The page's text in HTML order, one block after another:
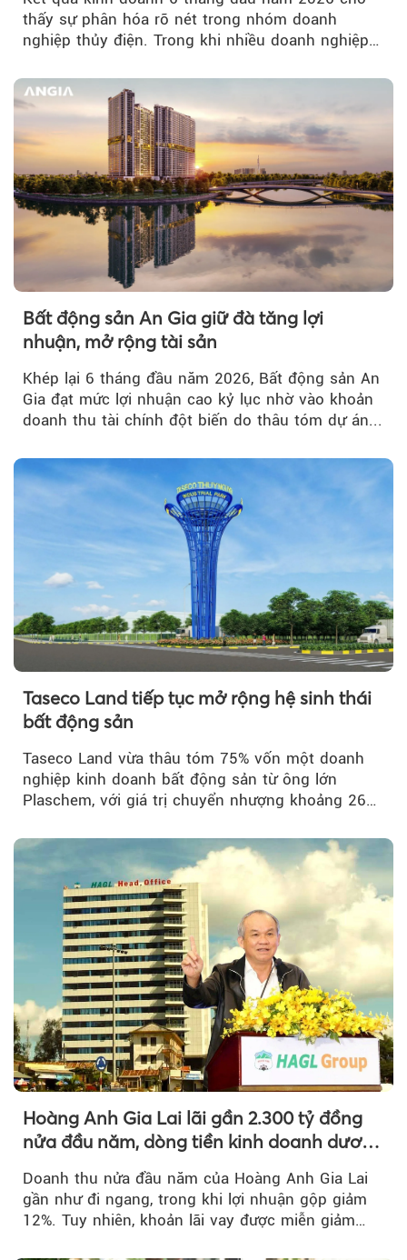
thấy sự phân hóa rõ nét trong nhóm doanh
nghiệp thủy điện. Trong khi nhiều doanh nghiệp
Bất động sản An Gia giữ đà tăng lợi
nhuận, mở rộng tài sản
Khép lại 6 tháng đầu năm 2026, Bất động sản An
Gia đạt mức lợi nhuận cao kỷ lục nhờ vào khoản
doanh thu tài chính đột biến do thâu tóm dự án...
Taseco Land tiếp tục mở rộng hệ sinh thái
bất động sản
Taseco Land vừa thâu tóm 75% vốn một doanh
nghiệp kinh doanh bất động sản từ ông lớn
Plaschem, với giá trị chuyển nhượng khoảng 262
Hoàng Anh Gia Lai lãi gần 2.300 tỷ đồng
nửa đầu năm, dòng tiền kinh doanh dương
Doanh thu nửa đầu năm của Hoàng Anh Gia Lai
gần như đi ngang, trong khi lợi nhuận gộp giảm
12%. Tuy nhiên, khoản lãi vay được miễn giảm